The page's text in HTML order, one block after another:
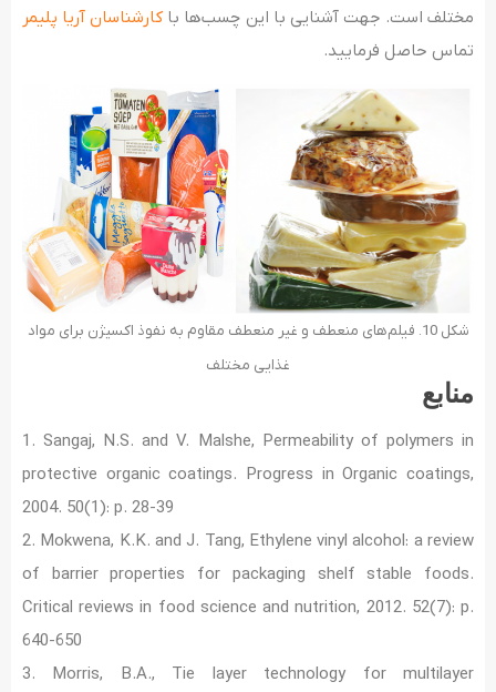
مختلف است. جهت آشنایی با این چسب‌ها با کارشناسان آریا پلیمر
تماس حاصل فرمایید.
شکل 10. فیلم‌های منعطف و غیر منعطف مقاوم به نفوذ اکسیژن برای مواد
غذایی مختلف
منابع
1. Sangaj, N.S. and V. Malshe, Permeability of polymers in
protective organic coatings. Progress in Organic coatings,
2004. 50(1): p. 28-39
2. Mokwena, K.K. and J. Tang, Ethylene vinyl alcohol: a review
of barrier properties for packaging shelf stable foods.
Critical reviews in food science and nutrition, 2012. 52(7): p.
640-650
3. Morris, B.A., Tie layer technology for multilayer